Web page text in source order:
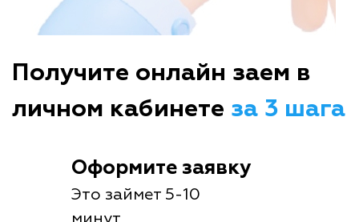
Получите онлайн заем в
личном кабинете за 3 шага
Оформите заявку
Это займет 5-10